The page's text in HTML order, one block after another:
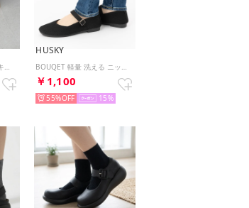
HUSKY
￥1,100
55% 15